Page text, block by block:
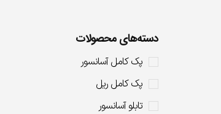
دسته‌های محصولات
پک کامل آسانسور
پک کامل ریل
تابلو آسانسور